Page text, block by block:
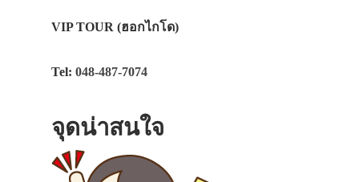
VIP TOUR (ฮอกไกโด)
Tel: 048-487-7074
จุดน่าสนใจ